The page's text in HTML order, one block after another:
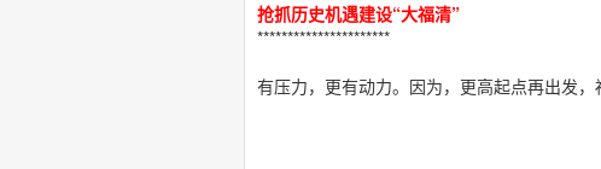
抢抓历史机遇建设“大福清”
**********************
有压力，更有动力。因为，更高起点再出发，